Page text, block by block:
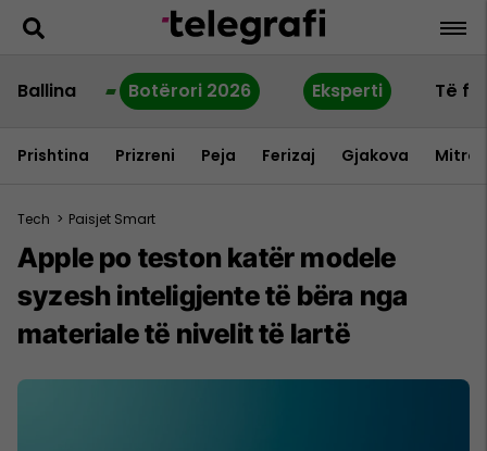
Ballina Botërori 2026 Eksperti Të
Prishtina Prizreni Peja Ferizaj Gjakova
Tech > Paisjet Smart
Apple po teston katër modele
syzesh inteligjente të bëra nga
materiale të nivelit të lartë